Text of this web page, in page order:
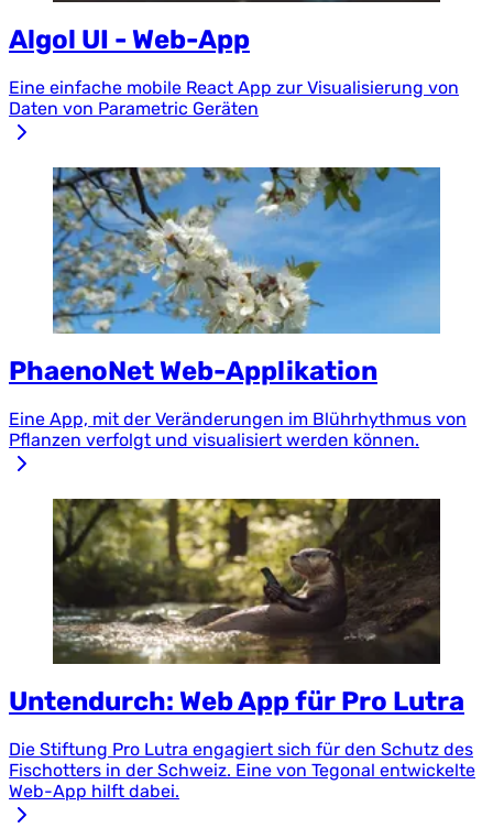
Algol UI - Web-App
Eine einfache mobile React App zur Visualisierung von
Daten von Parametric Geräten
PhaenoNet Web-Applikation
Eine App, mit der Veränderungen im Blührhythmus von
Pflanzen verfolgt und visualisiert werden können.
Untendurch: Web App für Pro Lutra
Die Stiftung Pro Lutra engagiert sich für den Schutz des
Fischotters in der Schweiz. Eine von Tegonal entwickelte
Web-App hilft dabei.